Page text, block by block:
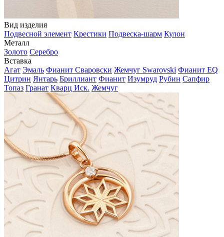
Вид изделия
Подвесной элемент Крестики Подвеска-шарм Кулон
Металл
Золото Серебро
Вставка
Агат Эмаль Фианит Сваровски Жемчуг Swarovski Фианит EQ
Цитрин Янтарь Бриллиант Фианит Изумруд Рубин Сапфир
Топаз Гранат Кварц Иск. Жемчуг